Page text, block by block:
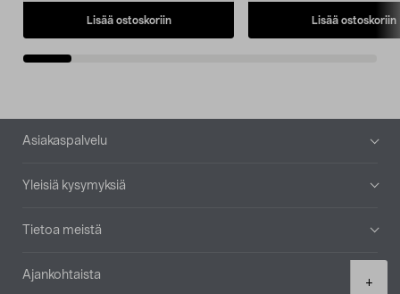
+
Lisää ostoskoriin Lisää ostoskoriin
Alatunniste
Asiakaspalvelu
Yleisiä kysymyksiä
Tietoa meistä
Ajankohtaista